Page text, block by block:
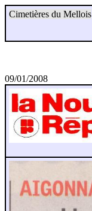
Cimetières du Mellois
09/01/2008